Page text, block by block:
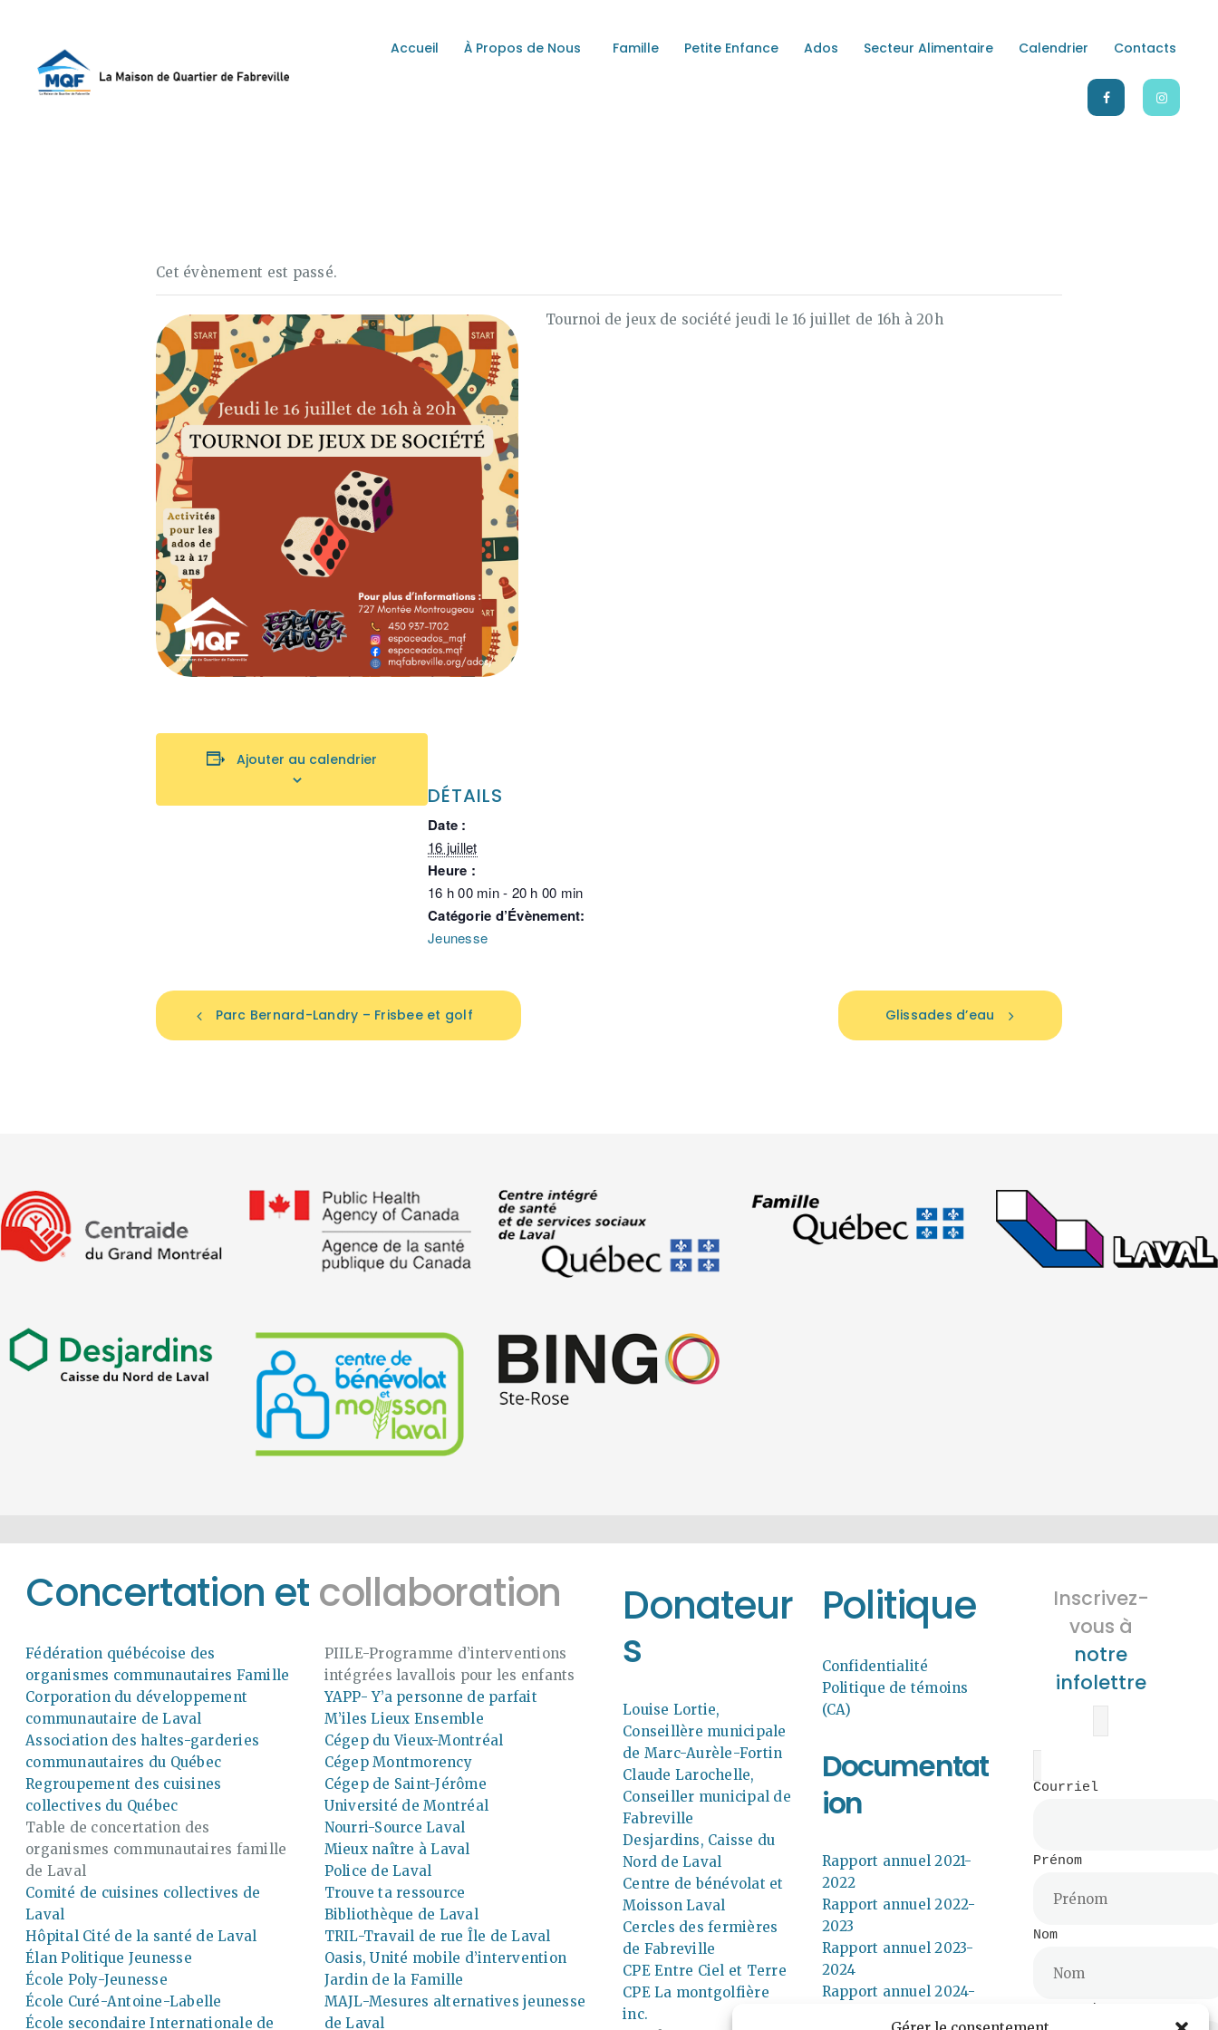
Accueil À Propos de Nous Famille Petite Enfance Ados Secteur Alimentaire Calendrier Contacts
CALENDRIER
CONTACTS
Cet évènement est passé.
Tournoi de jeux de société jeudi le 16 juillet de 16h à 20h
Ajouter au calendrier
DÉTAILS
Date :
16 juillet
Heure :
16 h 00 min - 20 h 00 min
Catégorie d’Évènement:
Jeunesse
Parc Bernard-Landry – Frisbee et golf Glissades d’eau
Concertation et collaboration
Fédération québécoise des
organismes communautaires Famille
Corporation du développement
communautaire de Laval
Association des haltes-garderies
communautaires du Québec
Regroupement des cuisines
collectives du Québec
Table de concertation des
organismes communautaires famille
de Laval
Comité de cuisines collectives de
Laval
Hôpital Cité de la santé de Laval
Élan Politique Jeunesse
École Poly-Jeunesse
École Curé-Antoine-Labelle
École secondaire Internationale de
PIILE-Programme d’interventions
intégrées lavallois pour les enfants
YAPP- Y’a personne de parfait
M’iles Lieux Ensemble
Cégep du Vieux-Montréal
Cégep Montmorency
Cégep de Saint-Jérôme
Université de Montréal
Nourri-Source Laval
Mieux naître à Laval
Police de Laval
Trouve ta ressource
Bibliothèque de Laval
TRIL-Travail de rue Île de Laval
Oasis, Unité mobile d’intervention
Jardin de la Famille
MAJL-Mesures alternatives jeunesse
de Laval
Donateur
s
Louise Lortie,
Conseillère municipale
de Marc-Aurèle-Fortin
Claude Larochelle,
Conseiller municipal de
Fabreville
Desjardins, Caisse du
Nord de Laval
Centre de bénévolat et
Moisson Laval
Cercles des fermières
de Fabreville
CPE Entre Ciel et Terre
CPE La montgolfière
inc.
Politique
Confidentialité
Politique de témoins
(CA)
Documentat
ion
Rapport annuel 2021-
2022
Rapport annuel 2022-
2023
Rapport annuel 2023-
2024
Rapport annuel 2024-
Inscrivez-
vous à
notre
infolettre
Courriel
Prénom
Nom